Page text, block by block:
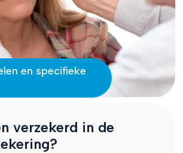
en specifieke
verzekerd in de